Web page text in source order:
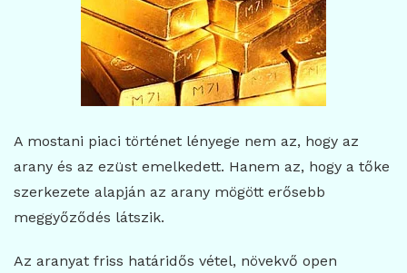
A mostani piaci történet lényege nem az, hogy az
arany és az ezüst emelkedett. Hanem az, hogy a tőke
szerkezete alapján az arany mögött erősebb
meggyőződés látszik.
Az aranyat friss határidős vétel, növekvő open